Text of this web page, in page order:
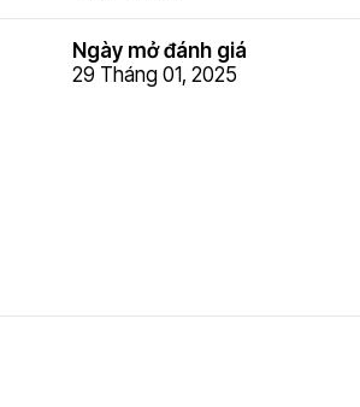
Ngày mở đánh giá
29 Tháng 01, 2025